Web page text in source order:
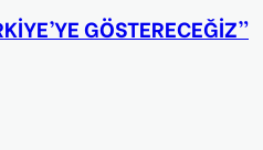
GÖSTERECEĞİZ”